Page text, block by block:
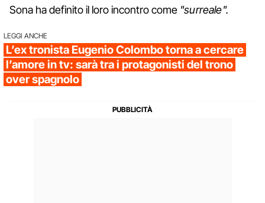
Sona ha definito il loro incontro come "surreale".
LEGGI ANCHE
L’ex tronista Eugenio Colombo torna a cercare
l’amore in tv: sarà tra i protagonisti del trono
over spagnolo